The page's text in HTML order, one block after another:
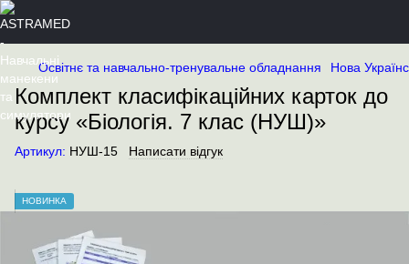
Освітнє та навчально-тренувальне обладнання Нова
Комплект класифікаційних карток до
курсу «Біологія. 7 клас (НУШ)»
Артикул: НУШ-15 Написати відгук
НОВИНКА